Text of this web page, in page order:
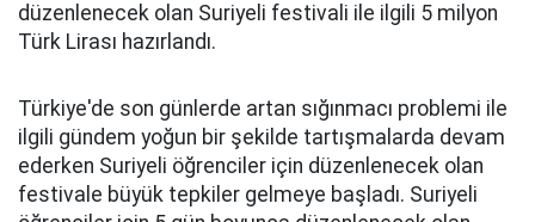
düzenlenecek olan Suriyeli festivali ile ilgili 5 milyon
Türk Lirası hazırlandı.
Türkiye'de son günlerde artan sığınmacı problemi ile
ilgili gündem yoğun bir şekilde tartışmalarda devam
ederken Suriyeli öğrenciler için düzenlenecek olan
festivale büyük tepkiler gelmeye başladı. Suriyeli